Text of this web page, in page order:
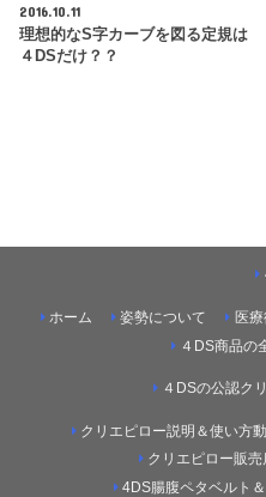
2016.10.11
理想的なS字カーブを図る定規は
４DSだけ？？
ホーム 姿勢について
医
４DS商品の
４DSの公認ク
クリエピロー説明＆使い方
クリエピロー販売
4DS腸腹ペタベルト